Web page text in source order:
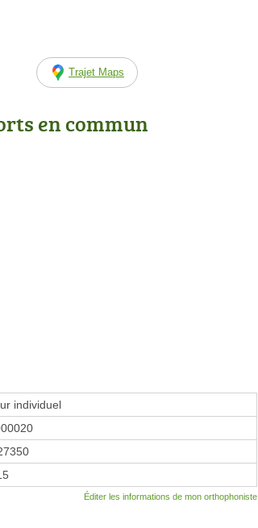
Trajet Maps
en commun
individuel
Éditer les informations de mon orthophoniste